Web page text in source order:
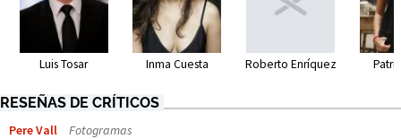
Luis Tosar Inma Cuesta Roberto Enríquez
RESEÑAS DE CRÍTICOS
Pere Vall Fotogramas